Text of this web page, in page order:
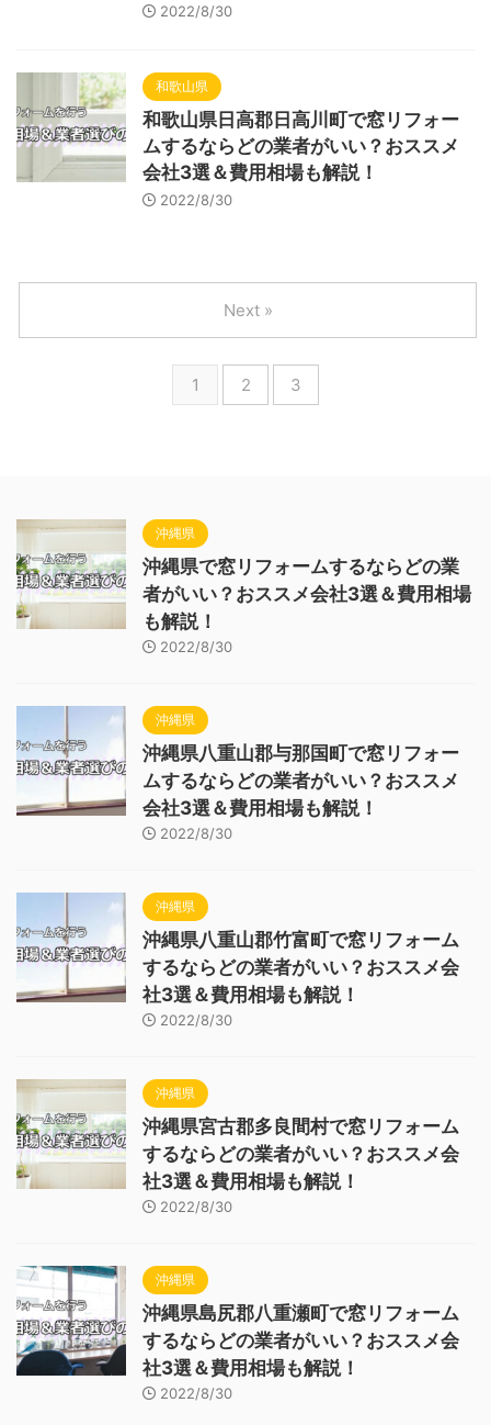
2022/8/30
和歌山県
和歌山県日高郡日高川町で窓リフォー
ムするならどの業者がいい？おススメ
会社3選＆費用相場も解説！
2022/8/30
1 2 3
Next »
沖縄県
沖縄県で窓リフォームするならどの業
者がいい？おススメ会社3選＆費用相場
も解説！
2022/8/30
沖縄県
沖縄県八重山郡与那国町で窓リフォー
ムするならどの業者がいい？おススメ
会社3選＆費用相場も解説！
2022/8/30
沖縄県
沖縄県八重山郡竹富町で窓リフォーム
するならどの業者がいい？おススメ会
社3選＆費用相場も解説！
2022/8/30
沖縄県
沖縄県宮古郡多良間村で窓リフォーム
するならどの業者がいい？おススメ会
社3選＆費用相場も解説！
2022/8/30
沖縄県
沖縄県島尻郡八重瀬町で窓リフォーム
するならどの業者がいい？おススメ会
社3選＆費用相場も解説！
2022/8/30